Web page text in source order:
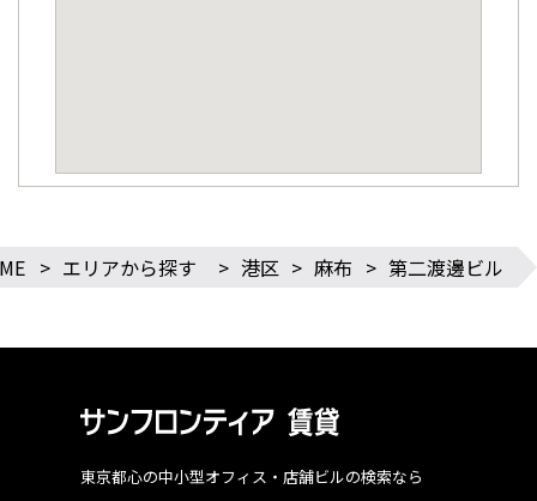
> エリアから探す > 港区 > 麻布 > 第二渡邊ビル
東京都心の中小型オフィス・店舗ビルの検索なら